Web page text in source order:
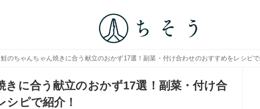
のちゃんちゃん焼きに合う献立のおかず17選！副菜・付け合わせのおすすめをレシピ
きに合う献立のおかず17選！副菜・付け合
ピで紹介！